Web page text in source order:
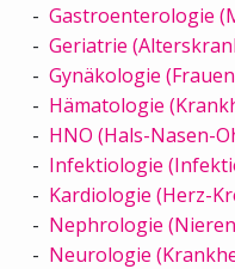
Gastroenterologie
Geriatrie
Gynäkologie
Hämatologie
HNO (Hals-Nasen-
Infektiologie
Kardiologie (Herz-
Nephrologie
Neurologie